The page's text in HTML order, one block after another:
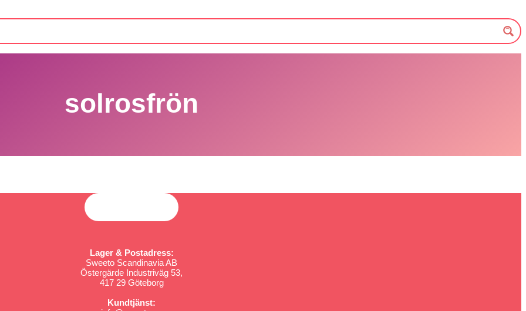
solrosfrön
Lager & Postadress:
Sweeto Scandinavia AB
Östergärde Industriväg 53,
417 29 Göteborg
Kundtjänst: